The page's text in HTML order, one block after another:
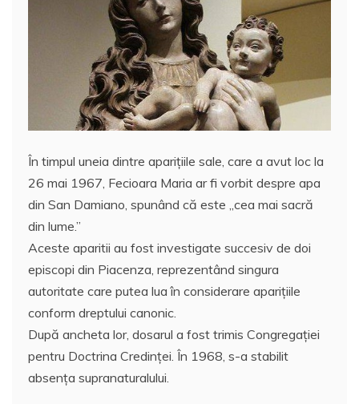
În timpul uneia dintre aparițiile sale, care a avut loc la
26 mai 1967, Fecioara Maria ar fi vorbit despre apa
din San Damiano, spunând că este „cea mai sacră
din lume.”
Aceste aparitii au fost investigate succesiv de doi
episcopi din Piacenza, reprezentând singura
autoritate care putea lua în considerare apariţiile
conform dreptului canonic.
După ancheta lor, dosarul a fost trimis Congregației
pentru Doctrina Credinței. În 1968, s-a stabilit
absența supranaturalului.